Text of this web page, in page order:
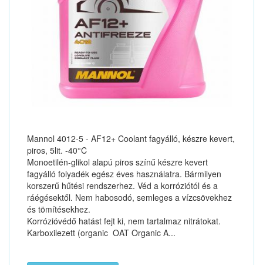
Mannol 4012-5 - AF12+ Coolant fagyálló, készre kevert,
piros, 5lit. -40°C
Monoetilén-glikol alapú piros színű készre kevert
fagyálló folyadék egész éves használatra. Bármilyen
korszerű hűtési rendszerhez. Véd a korróziótól és a
ráégésektől. Nem habosodó, semleges a vízcsövekhez
és tömítésekhez.
Korrózióvédő hatást fejt ki, nem tartalmaz nitrátokat.
Karboxilezett (organic  OAT Organic A...